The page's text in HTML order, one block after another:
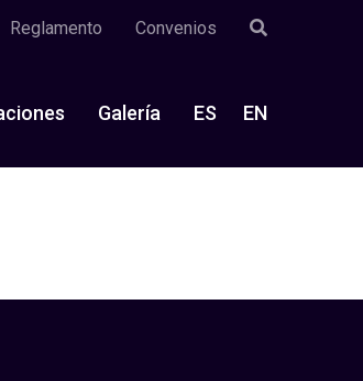
Reglamento Convenios
Galería ES EN